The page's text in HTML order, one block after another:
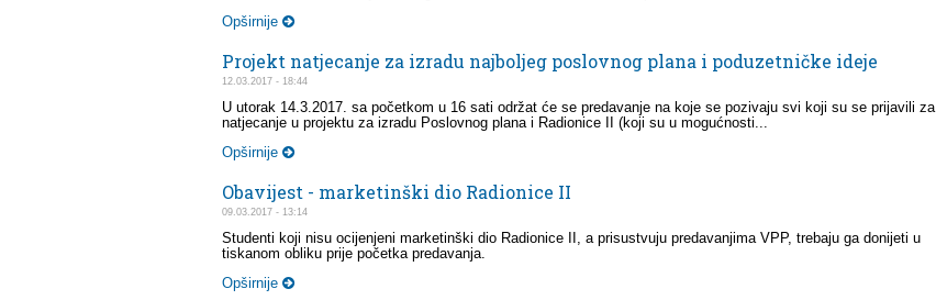
Opširnije
Projekt natjecanje za izradu najboljeg poslovnog plana i poduzetničke ideje
12.03.2017 - 18:44
U utorak 14.3.2017. sa početkom u 16 sati održat će se predavanje na koje se pozivaju svi koji su se prijavili za
natjecanje u projektu za izradu Poslovnog plana i Radionice II (koji su u mogućnosti...
Opširnije
Obavijest - marketinški dio Radionice II
09.03.2017 - 13:14
Studenti koji nisu ocijenjeni marketinški dio Radionice II, a prisustvuju predavanjima VPP, trebaju ga donijeti u
tiskanom obliku prije početka predavanja.
Opširnije